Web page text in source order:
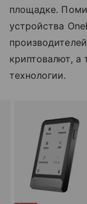
площадке.
устройства
криптовалют, а
технологии.